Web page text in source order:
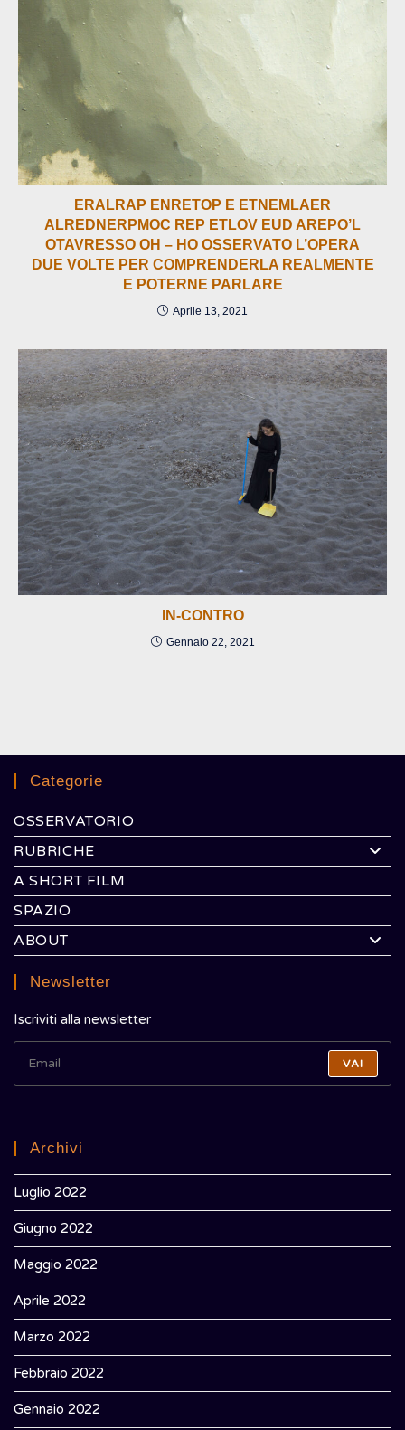
ERALRAP ENRETOP E ETNEMLAER
ALREDNERPMOC REP ETLOV EUD AREPO’L
OTAVRESSO OH – HO OSSERVATO L’OPERA
DUE VOLTE PER COMPRENDERLA REALMENTE
E POTERNE PARLARE
Aprile 13, 2021
IN-CONTRO
Gennaio 22, 2021
Categorie
OSSERVATORIO
RUBRICHE
A SHORT FILM
SPAZIO
ABOUT
Newsletter
Iscriviti alla newsletter
VAI
Archivi
Luglio 2022
Giugno 2022
Maggio 2022
Aprile 2022
Marzo 2022
Febbraio 2022
Gennaio 2022